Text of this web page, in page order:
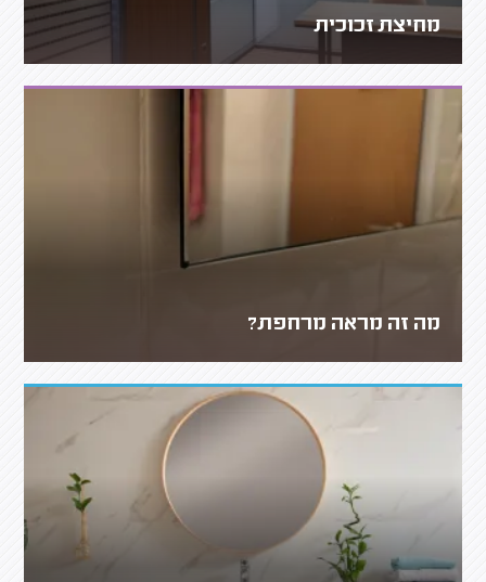
מחיצת זכוכית
מה זה מראה מרחפת?